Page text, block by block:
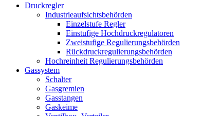
Druckregler
Industrieaufsichtsbehörden
Einzelstufe Regler
Einstufige Hochdruckregulatoren
Zweistufige Regulierungsbehörden
Rückdruckregulierungsbehörden
Hochreinheit Regulierungsbehörden
Gassystem
Schalter
Gasgremien
Gasstangen
Gaskeime